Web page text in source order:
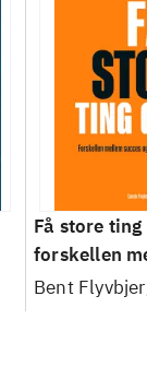
Få store
forskellen
og fiasko i
Bent